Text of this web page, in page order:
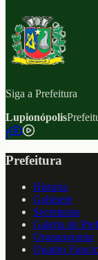
Siga a Prefeitura
Lupionópolis
f
Prefeitura
Historia
Gabinete
Secretarias
Galeria de
Organograma
Quadro